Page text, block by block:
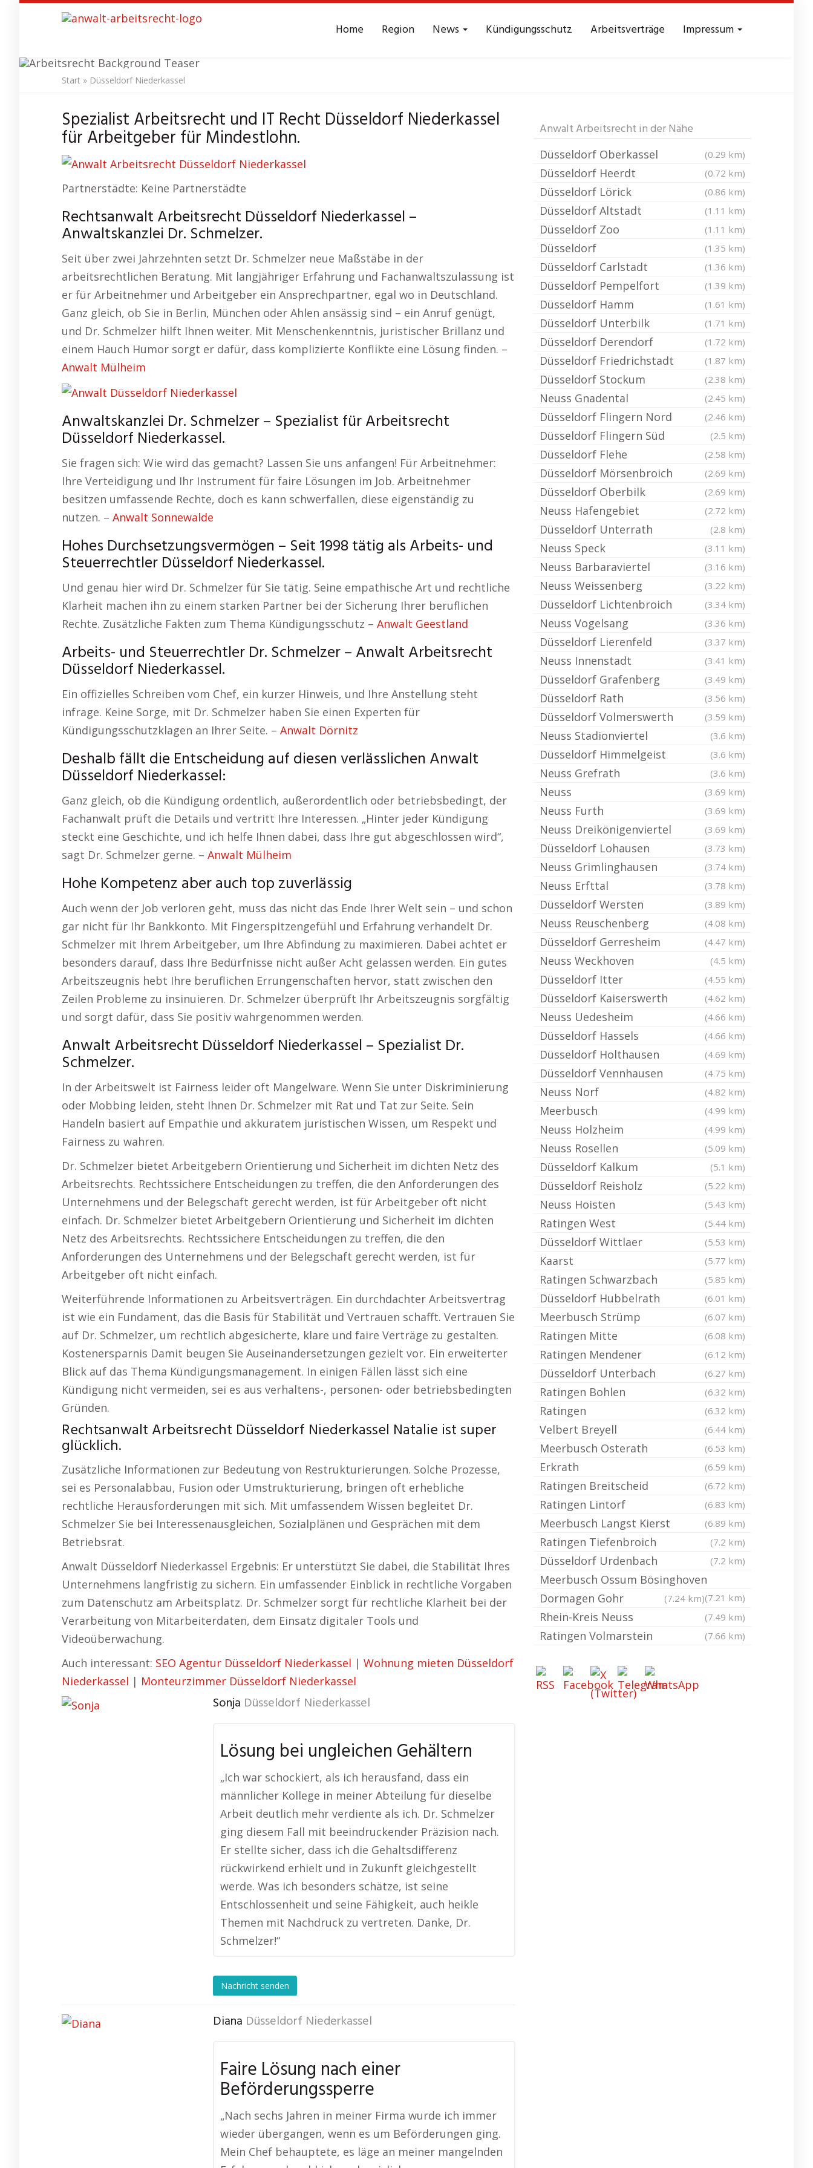
content
Home Region News Kündigungsschutz Arbeitsverträge Impressum
Anwalt Arbeitsrecht Düsseldorf Niederkassel
Start » Düsseldorf Niederkassel
Spezialist Arbeitsrecht und IT Recht Düsseldorf Niederkassel
für Arbeitgeber für Mindestlohn.
Partnerstädte: Keine Partnerstädte
Rechtsanwalt Arbeitsrecht Düsseldorf Niederkassel –
Anwaltskanzlei Dr. Schmelzer.
Seit über zwei Jahrzehnten setzt Dr. Schmelzer neue Maßstäbe in der
arbeitsrechtlichen Beratung. Mit langjähriger Erfahrung und Fachanwaltszulassung ist
er für Arbeitnehmer und Arbeitgeber ein Ansprechpartner, egal wo in Deutschland.
Ganz gleich, ob Sie in Berlin, München oder Ahlen ansässig sind – ein Anruf genügt,
und Dr. Schmelzer hilft Ihnen weiter. Mit Menschenkenntnis, juristischer Brillanz und
einem Hauch Humor sorgt er dafür, dass komplizierte Konflikte eine Lösung finden. –
Anwalt Mülheim
Anwaltskanzlei Dr. Schmelzer – Spezialist für Arbeitsrecht
Düsseldorf Niederkassel.
Sie fragen sich: Wie wird das gemacht? Lassen Sie uns anfangen! Für Arbeitnehmer:
Ihre Verteidigung und Ihr Instrument für faire Lösungen im Job. Arbeitnehmer
besitzen umfassende Rechte, doch es kann schwerfallen, diese eigenständig zu
nutzen. – Anwalt Sonnewalde
Hohes Durchsetzungsvermögen – Seit 1998 tätig als Arbeits- und
Steuerrechtler Düsseldorf Niederkassel.
Und genau hier wird Dr. Schmelzer für Sie tätig. Seine empathische Art und rechtliche
Klarheit machen ihn zu einem starken Partner bei der Sicherung Ihrer beruflichen
Rechte. Zusätzliche Fakten zum Thema Kündigungsschutz – Anwalt Geestland
Arbeits- und Steuerrechtler Dr. Schmelzer – Anwalt Arbeitsrecht
Düsseldorf Niederkassel.
Ein offizielles Schreiben vom Chef, ein kurzer Hinweis, und Ihre Anstellung steht
infrage. Keine Sorge, mit Dr. Schmelzer haben Sie einen Experten für
Kündigungsschutzklagen an Ihrer Seite. – Anwalt Dörnitz
Deshalb fällt die Entscheidung auf diesen verlässlichen Anwalt
Düsseldorf Niederkassel:
Ganz gleich, ob die Kündigung ordentlich, außerordentlich oder betriebsbedingt, der
Fachanwalt prüft die Details und vertritt Ihre Interessen. „Hinter jeder Kündigung
steckt eine Geschichte, und ich helfe Ihnen dabei, dass Ihre gut abgeschlossen wird“,
sagt Dr. Schmelzer gerne. – Anwalt Mülheim
Hohe Kompetenz aber auch top zuverlässig
Auch wenn der Job verloren geht, muss das nicht das Ende Ihrer Welt sein – und schon
gar nicht für Ihr Bankkonto. Mit Fingerspitzengefühl und Erfahrung verhandelt Dr.
Schmelzer mit Ihrem Arbeitgeber, um Ihre Abfindung zu maximieren. Dabei achtet er
besonders darauf, dass Ihre Bedürfnisse nicht außer Acht gelassen werden. Ein gutes
Arbeitszeugnis hebt Ihre beruflichen Errungenschaften hervor, statt zwischen den
Zeilen Probleme zu insinuieren. Dr. Schmelzer überprüft Ihr Arbeitszeugnis sorgfältig
und sorgt dafür, dass Sie positiv wahrgenommen werden.
Anwalt Arbeitsrecht Düsseldorf Niederkassel – Spezialist Dr.
Schmelzer.
In der Arbeitswelt ist Fairness leider oft Mangelware. Wenn Sie unter Diskriminierung
oder Mobbing leiden, steht Ihnen Dr. Schmelzer mit Rat und Tat zur Seite. Sein
Handeln basiert auf Empathie und akkuratem juristischen Wissen, um Respekt und
Fairness zu wahren.
Dr. Schmelzer bietet Arbeitgebern Orientierung und Sicherheit im dichten Netz des
Arbeitsrechts. Rechtssichere Entscheidungen zu treffen, die den Anforderungen des
Unternehmens und der Belegschaft gerecht werden, ist für Arbeitgeber oft nicht
einfach. Dr. Schmelzer bietet Arbeitgebern Orientierung und Sicherheit im dichten
Netz des Arbeitsrechts. Rechtssichere Entscheidungen zu treffen, die den
Anforderungen des Unternehmens und der Belegschaft gerecht werden, ist für
Arbeitgeber oft nicht einfach.
Weiterführende Informationen zu Arbeitsverträgen. Ein durchdachter Arbeitsvertrag
ist wie ein Fundament, das die Basis für Stabilität und Vertrauen schafft. Vertrauen Sie
auf Dr. Schmelzer, um rechtlich abgesicherte, klare und faire Verträge zu gestalten.
Kostenersparnis Damit beugen Sie Auseinandersetzungen gezielt vor. Ein erweiterter
Blick auf das Thema Kündigungsmanagement. In einigen Fällen lässt sich eine
Kündigung nicht vermeiden, sei es aus verhaltens-, personen- oder betriebsbedingten
Gründen.
Rechtsanwalt Arbeitsrecht Düsseldorf Niederkassel Natalie ist super
glücklich.
Zusätzliche Informationen zur Bedeutung von Restrukturierungen. Solche Prozesse,
sei es Personalabbau, Fusion oder Umstrukturierung, bringen oft erhebliche
rechtliche Herausforderungen mit sich. Mit umfassendem Wissen begleitet Dr.
Schmelzer Sie bei Interessenausgleichen, Sozialplänen und Gesprächen mit dem
Betriebsrat.
Anwalt Düsseldorf Niederkassel Ergebnis: Er unterstützt Sie dabei, die Stabilität Ihres
Unternehmens langfristig zu sichern. Ein umfassender Einblick in rechtliche Vorgaben
zum Datenschutz am Arbeitsplatz. Dr. Schmelzer sorgt für rechtliche Klarheit bei der
Verarbeitung von Mitarbeiterdaten, dem Einsatz digitaler Tools und
Videoüberwachung.
Auch interessant: SEO Agentur Düsseldorf Niederkassel | Wohnung mieten Düsseldorf
Niederkassel | Monteurzimmer Düsseldorf Niederkassel
Sonja Düsseldorf Niederkassel
Lösung bei ungleichen Gehältern
„Ich war schockiert, als ich herausfand, dass ein
männlicher Kollege in meiner Abteilung für dieselbe
Arbeit deutlich mehr verdiente als ich. Dr. Schmelzer
ging diesem Fall mit beeindruckender Präzision nach.
Er stellte sicher, dass ich die Gehaltsdifferenz
rückwirkend erhielt und in Zukunft gleichgestellt
werde. Was ich besonders schätze, ist seine
Entschlossenheit und seine Fähigkeit, auch heikle
Themen mit Nachdruck zu vertreten. Danke, Dr.
Schmelzer!“
Nachricht senden
Diana Düsseldorf Niederkassel
Faire Lösung nach einer
Beförderungssperre
„Nach sechs Jahren in meiner Firma wurde ich immer
wieder übergangen, wenn es um Beförderungen ging.
Mein Chef behauptete, es läge an meiner mangelnden
Anwalt Arbeitsrecht in der Nähe
Düsseldorf Oberkassel (0.29 km)
Düsseldorf Heerdt (0.72 km)
Düsseldorf Lörick (0.86 km)
Düsseldorf Altstadt (1.11 km)
Düsseldorf Zoo (1.11 km)
Düsseldorf (1.35 km)
Düsseldorf Carlstadt (1.36 km)
Düsseldorf Pempelfort (1.39 km)
Düsseldorf Hamm (1.61 km)
Düsseldorf Unterbilk (1.71 km)
Düsseldorf Derendorf (1.72 km)
Düsseldorf Friedrichstadt (1.87 km)
Düsseldorf Stockum (2.38 km)
Neuss Gnadental (2.45 km)
Düsseldorf Flingern Nord (2.46 km)
Düsseldorf Flingern Süd (2.5 km)
Düsseldorf Flehe (2.58 km)
Düsseldorf Mörsenbroich (2.69 km)
Düsseldorf Oberbilk (2.69 km)
Neuss Hafengebiet (2.72 km)
Düsseldorf Unterrath (2.8 km)
Neuss Speck (3.11 km)
Neuss Barbaraviertel (3.16 km)
Neuss Weissenberg (3.22 km)
Düsseldorf Lichtenbroich (3.34 km)
Neuss Vogelsang (3.36 km)
Düsseldorf Lierenfeld (3.37 km)
Neuss Innenstadt (3.41 km)
Düsseldorf Grafenberg (3.49 km)
Düsseldorf Rath (3.56 km)
Düsseldorf Volmerswerth (3.59 km)
Neuss Stadionviertel (3.6 km)
Düsseldorf Himmelgeist (3.6 km)
Neuss Grefrath (3.6 km)
Neuss (3.69 km)
Neuss Furth (3.69 km)
Neuss Dreikönigenviertel (3.69 km)
Düsseldorf Lohausen (3.73 km)
Neuss Grimlinghausen (3.74 km)
Neuss Erfttal (3.78 km)
Düsseldorf Wersten (3.89 km)
Neuss Reuschenberg (4.08 km)
Düsseldorf Gerresheim (4.47 km)
Neuss Weckhoven (4.5 km)
Düsseldorf Itter (4.55 km)
Düsseldorf Kaiserswerth (4.62 km)
Neuss Uedesheim (4.66 km)
Düsseldorf Hassels (4.66 km)
Düsseldorf Holthausen (4.69 km)
Düsseldorf Vennhausen (4.75 km)
Neuss Norf (4.82 km)
Meerbusch (4.99 km)
Neuss Holzheim (4.99 km)
Neuss Rosellen (5.09 km)
Düsseldorf Kalkum (5.1 km)
Düsseldorf Reisholz (5.22 km)
Neuss Hoisten (5.43 km)
Ratingen West (5.44 km)
Düsseldorf Wittlaer (5.53 km)
Kaarst (5.77 km)
Ratingen Schwarzbach (5.85 km)
Düsseldorf Hubbelrath (6.01 km)
Meerbusch Strümp (6.07 km)
Ratingen Mitte (6.08 km)
Ratingen Mendener (6.12 km)
Düsseldorf Unterbach (6.27 km)
Ratingen Bohlen (6.32 km)
Ratingen (6.32 km)
Velbert Breyell (6.44 km)
Meerbusch Osterath (6.53 km)
Erkrath (6.59 km)
Ratingen Breitscheid (6.72 km)
Ratingen Lintorf (6.83 km)
Meerbusch Langst Kierst (6.89 km)
Ratingen Tiefenbroich (7.2 km)
Düsseldorf Urdenbach (7.2 km)
Meerbusch Ossum Bösinghoven
(7.21 km)
Dormagen Gohr (7.24 km)
Rhein-Kreis Neuss (7.49 km)
Ratingen Volmarstein (7.66 km)